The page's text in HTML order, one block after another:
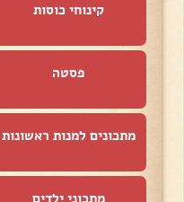
קינוחי כוסות
פסטה
מתכונים למנות ראשונות